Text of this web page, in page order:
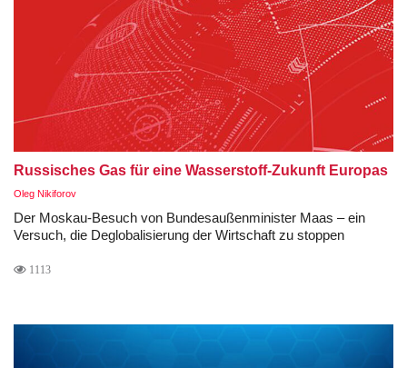
Russisches Gas für eine Wasserstoff-Zukunft Europas
Oleg Nikiforov
Der Moskau-Besuch von Bundesaußenminister Maas – ein
Versuch, die Deglobalisierung der Wirtschaft zu stoppen
1113